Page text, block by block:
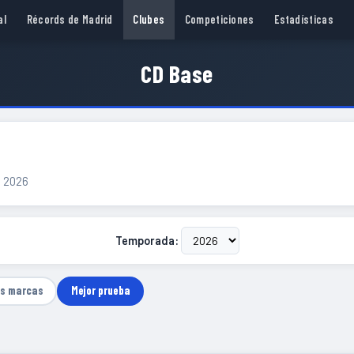
Récords de Madrid Clubes Competiciones Estadísticas
CD Base
2026
Temporada:
marcas Mejor prueba